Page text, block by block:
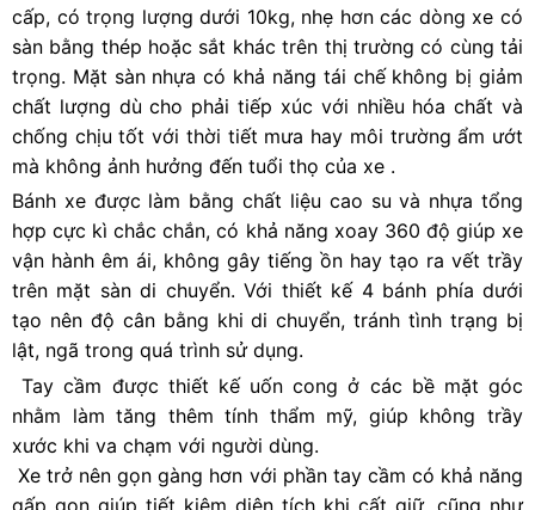
cấp, có trọng lượng dưới 10kg, nhẹ hơn các dòng xe có
sàn bằng thép hoặc sắt khác trên thị trường có cùng tải
trọng. Mặt sàn nhựa có khả năng tái chế không bị giảm
chất lượng dù cho phải tiếp xúc với nhiều hóa chất và
chống chịu tốt với thời tiết mưa hay môi trường ẩm ướt
mà không ảnh hưởng đến tuổi thọ của xe .
Bánh xe được làm bằng chất liệu cao su và nhựa tổng
hợp cực kì chắc chắn, có khả năng xoay 360 độ giúp xe
vận hành êm ái, không gây tiếng ồn hay tạo ra vết trầy
trên mặt sàn di chuyển. Với thiết kế 4 bánh phía dưới
tạo nên độ cân bằng khi di chuyển, tránh tình trạng bị
lật, ngã trong quá trình sử dụng.
Tay cầm được thiết kế uốn cong ở các bề mặt góc
nhằm làm tăng thêm tính thẩm mỹ, giúp không trầy
xước khi va chạm với người dùng.
Xe trở nên gọn gàng hơn với phần tay cầm có khả năng